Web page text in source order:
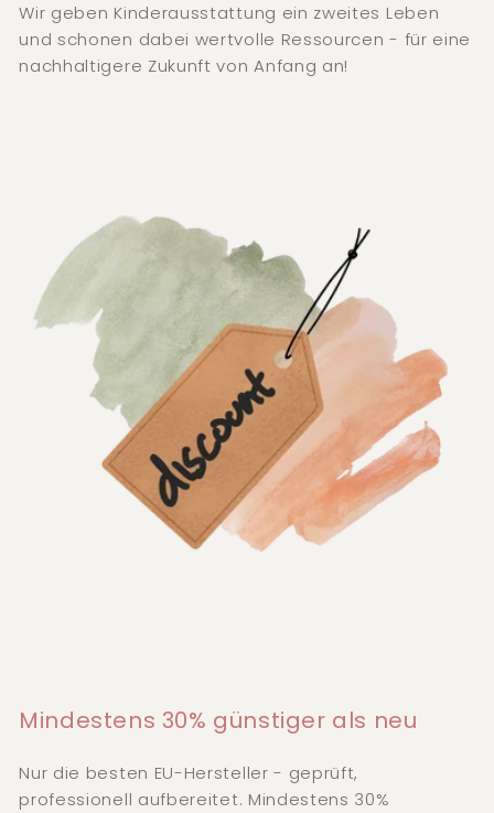
Wir geben Kinderausstattung ein zweites Leben
und schonen dabei wertvolle Ressourcen - für eine
nachhaltigere Zukunft von Anfang an!
Mindestens 30% günstiger als neu
Nur die besten EU-Hersteller - geprüft,
professionell aufbereitet. Mindestens 30%